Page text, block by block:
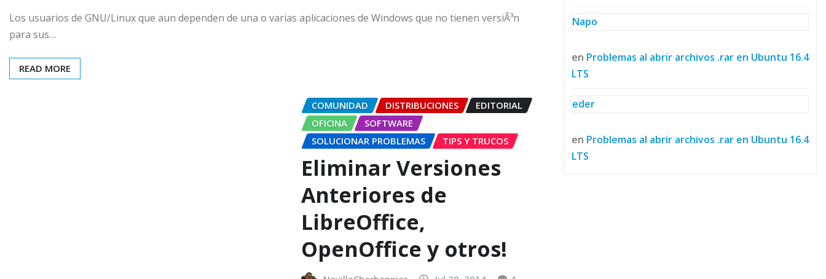
Los usuarios de GNU/Linux que aun dependen de una o varias aplicaciones de Windows que no tienen versiÃ³n
para sus…
READ MORE
COMUNIDAD DISTRIBUCIONES
EDITORIAL
OFICINA
SOFTWARE
SOLUCIONAR PROBLEMAS
TIPS Y TRUCOS
Eliminar Versiones
Anteriores de
LibreOffice,
OpenOffice y otros!
Napo
en Problemas al abrir archivos .rar en Ubuntu 16.4
LTS
eder
en Problemas al abrir archivos .rar en Ubuntu 16.4
LTS